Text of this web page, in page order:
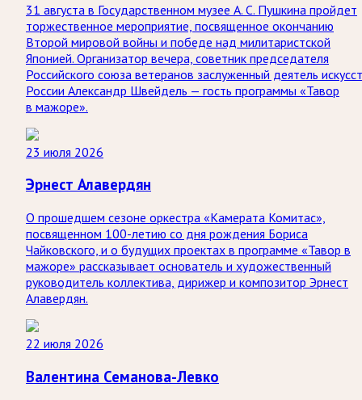
31 августа в Государственном музее А. С. Пушкина пройдет
торжественное мероприятие, посвященное окончанию
Второй мировой войны и победе над милитаристской
Японией. Организатор вечера, советник председателя
Российского союза ветеранов заслуженный деятель
России Александр Швейдель — гость программы «Тавор
в мажоре».
23 июля 2026
Эрнест Алавердян
О прошедшем сезоне оркестра «Камерата Комитас»,
посвященном 100-летию со дня рождения Бориса
Чайковского, и о будущих проектах в программе «Тавор в
мажоре» рассказывает основатель и художественный
руководитель коллектива, дирижер и композитор Эрнест
Алавердян.
22 июля 2026
Валентина Семанова-Левко